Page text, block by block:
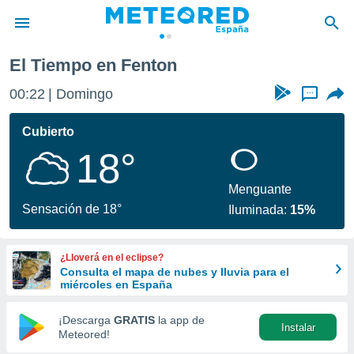
de
por
se
calidad.
a este
las
y
forma
digital
basada
El Tiempo en Fenton
00:22 Domingo ...
Cubierto
18°
Sensación de 18°
Menguante
Iluminada: 15%
¿Lloverá en el eclipse?
Consulta el mapa de nubes y lluvia para el
miércoles en España
¡Descarga GRATIS la app de
Meteored!
Instalar